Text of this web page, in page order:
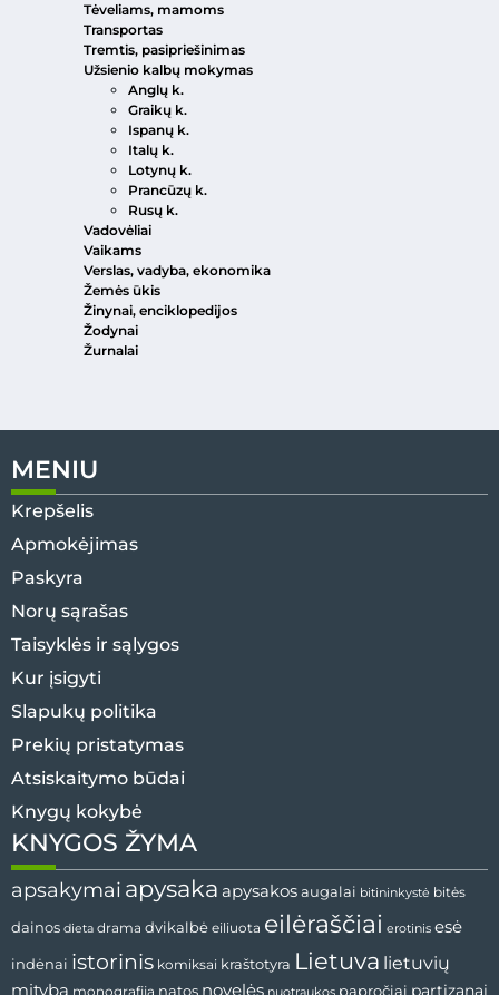
Tėveliams, mamoms
Transportas
Tremtis, pasipriešinimas
Užsienio kalbų mokymas
Anglų k.
Graikų k.
Ispanų k.
Italų k.
Lotynų k.
Prancūzų k.
Rusų k.
Vadovėliai
Vaikams
Verslas, vadyba, ekonomika
Žemės ūkis
Žinynai, enciklopedijos
Žodynai
Žurnalai
MENIU
Krepšelis
Apmokėjimas
Paskyra
Norų sąrašas
Taisyklės ir sąlygos
Kur įsigyti
Slapukų politika
Prekių pristatymas
Atsiskaitymo būdai
Knygų kokybė
KNYGOS ŽYMA
apsakymai apysaka apysakos augalai bitininkystė bitės
dainos dieta drama dvikalbė eiliuota eilėraščiai erotinis esė
indėnai istorinis komiksai kraštotyra Lietuva lietuvių
mityba monografija natos novelės nuotraukos papročiai partizanai